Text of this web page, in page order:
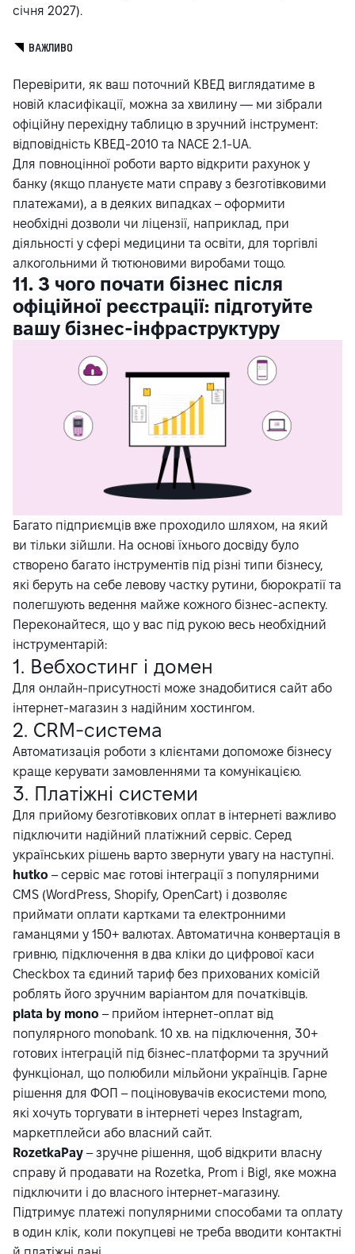
січня 2027).
ВАЖЛИВО
Перевірити, як ваш поточний КВЕД виглядатиме в
новій класифікації, можна за хвилину — ми зібрали
офіційну перехідну таблицю в зручний інструмент:
відповідність КВЕД-2010 та NACE 2.1-UA.
Для повноцінної роботи варто відкрити рахунок у
банку (якщо плануєте мати справу з безготівковими
платежами), а в деяких випадках – оформити
необхідні дозволи чи ліцензії, наприклад, при
діяльності у сфері медицини та освіти, для торгівлі
алкогольними й тютюновими виробами тощо.
11. З чого почати бізнес після
офіційної реєстрації: підготуйте
вашу бізнес-інфраструктуру
Багато підприємців вже проходило шляхом, на який
ви тільки зійшли. На основі їхнього досвіду було
створено багато інструментів під різні типи бізнесу,
які беруть на себе левову частку рутини, бюрократії та
полегшують ведення майже кожного бізнес-аспекту.
Переконайтеся, що у вас під рукою весь необхідний
інструментарій:
1. Вебхостинг і домен
Для онлайн-присутності може знадобитися сайт або
інтернет-магазин з надійним хостингом.
2. CRM-система
Автоматизація роботи з клієнтами допоможе бізнесу
краще керувати замовленнями та комунікацією.
3. Платіжні системи
Для прийому безготівкових оплат в інтернеті важливо
підключити надійний платіжний сервіс. Серед
українських рішень варто звернути увагу на наступні.
hutko – сервіс має готові інтеграції з популярними
CMS (WordPress, Shopify, OpenCart) і дозволяє
приймати оплати картками та електронними
гаманцями у 150+ валютах. Автоматична конвертація в
гривню, підключення в два кліки до цифрової каси
Checkbox та єдиний тариф без прихованих комісій
роблять його зручним варіантом для початківців.
plata by mono – прийом інтернет-оплат від
популярного monobank. 10 хв. на підключення, 30+
готових інтеграцій під бізнес-платформи та зручний
функціонал, що полюбили мільйони українців. Гарне
рішення для ФОП – поціновувачів екосистеми mono,
які хочуть торгувати в інтернеті через Instagram,
маркетплейси або власний сайт.
RozetkaPay – зручне рішення, щоб відкрити власну
справу й продавати на Rozetka, Prom і Bigl, яке можна
підключити і до власного інтернет-магазину.
Підтримує платежі популярними способами та оплату
в один клік, коли покупцеві не треба вводити контактні